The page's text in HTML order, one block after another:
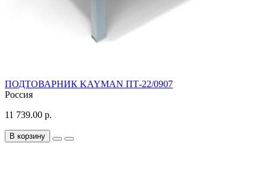
ПОДТОВАРНИК KAYMAN ПТ-22/0907
Россия
11 739.00 р.
В корзину